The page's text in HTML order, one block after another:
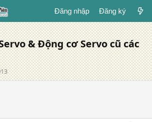
Đăng nhập Đăng ký
& Động cơ Servo cũ các